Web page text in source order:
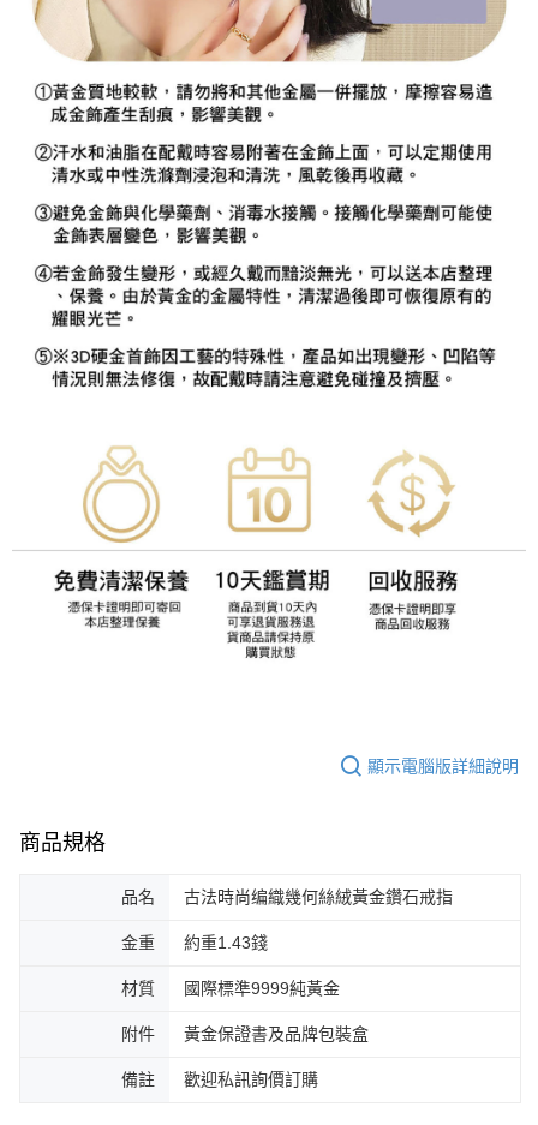
顯示電腦版詳細說明
商品規格
品名 古法時尚编織幾何絲絨黃金鑽石戒指
金重 約重1.43錢
材質 國際標準9999純黃金
附件 黃金保證書及品牌包裝盒
備註 歡迎私訊詢價訂購